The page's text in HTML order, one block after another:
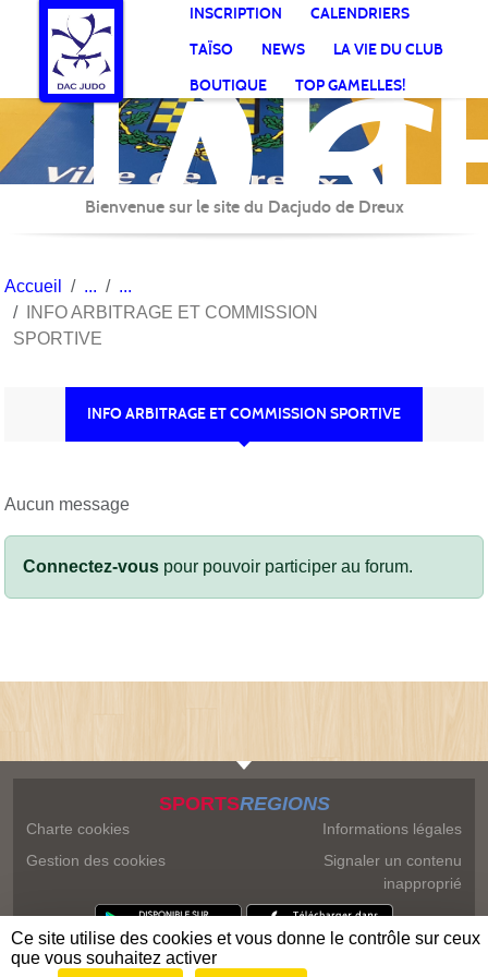
INSCRIPTION
CALENDRIERS
TAÏSO
NEWS
LA VIE DU CLUB
BOUTIQUE
TOP GAMELLES!
AC
Bienvenue sur le site du Dacjudo de Dreux
Accueil
INFO ARBITRAGE ET COMMISSION
SPORTIVE
INFO ARBITRAGE ET COMMISSION SPORTIVE
Aucun message
Connectez-vous pour pouvoir participer au forum.
SPORTSREGIONS
Charte cookies
Gestion des cookies
Informations légales
Signaler un contenu
inapproprié
Panneau de gestion des cookies
Ce site utilise des cookies et vous donne le contrôle sur ceux
que vous souhaitez activer